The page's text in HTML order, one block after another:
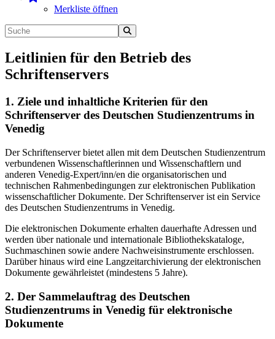
Merkliste öffnen
Leitlinien für den Betrieb des
Schriftenservers
1. Ziele und inhaltliche Kriterien für den
Schriftenserver des Deutschen Studienzentrums in
Venedig
Der Schriftenserver bietet allen mit dem Deutschen Studienzentrum
verbundenen Wissenschaftlerinnen und Wissenschaftlern und
anderen Venedig-Expert/inn/en die organisatorischen und
technischen Rahmenbedingungen zur elektronischen Publikation
wissenschaftlicher Dokumente. Der Schriftenserver ist ein Service
des Deutschen Studienzentrums in Venedig.
Die elektronischen Dokumente erhalten dauerhafte Adressen und
werden über nationale und internationale Bibliothekskataloge,
Suchmaschinen sowie andere Nachweisinstrumente erschlossen.
Darüber hinaus wird eine Langzeitarchivierung der elektronischen
Dokumente gewährleistet (mindestens 5 Jahre).
2. Der Sammelauftrag des Deutschen
Studienzentrums in Venedig für elektronische
Dokumente